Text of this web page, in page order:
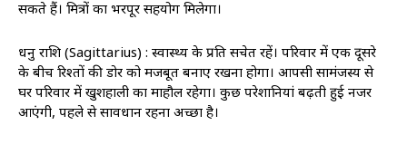
सकते हैं। मित्रों का भरपूर सहयोग मिलेगा।
धनु राशि (Sagittarius) : स्वास्थ्‍य के प्रति सचेत रहें। परिवार में एक दूसरे
के बीच रिश्तों की डोर को मजबूत बनाए रखना होगा। आपसी सामंजस्य से
घर परिवार में खुशहाली का माहौल रहेगा। कुछ परेशानियां बढ़ती हुई नजर
आएंगी, पहले से सावधान रहना अच्छा है।